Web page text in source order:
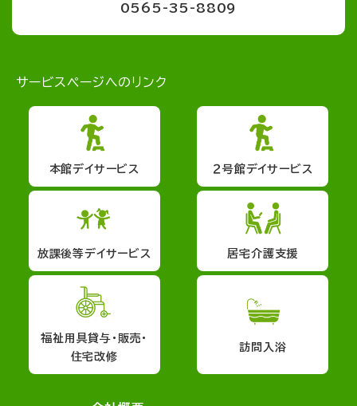
0565-35-8809
サービスページへのリンク
本館デイサービス ２号館デイサービス
放課後等デイサービス 居宅介護支援
福祉用具貸与・販売・
住宅改修
訪問入浴